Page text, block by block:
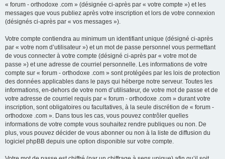
« forum - orthodoxe .com » (désignée ci-après par « votre compte ») et les
messages que vous publiez après votre inscription et lors de votre connexion
(désignés ci-après par « vos messages »).
Votre compte contiendra au minimum un identifiant unique (désigné ci-après
par « votre nom d’utilisateur ») et un mot de passe personnel vous permettant
de vous connecter à votre compte (désigné ci-après par « votre mot de
passe ») et une adresse de courriel personnelle. Les informations de votre
compte sur « forum - orthodoxe .com » sont protégées par les lois de protection
des données applicables dans le pays qui héberge notre serveur. Toutes les
informations, en-dehors de votre nom d’utilisateur, de votre mot de passe et de
votre adresse de courriel requis par « forum - orthodoxe .com » durant votre
inscription, sont obligatoires ou facultatives, à la seule discrétion de « forum -
orthodoxe .com ». Dans tous les cas, vous pouvez contrôler quelles
informations de votre compte vous souhaitez rendre publiques ou non. De
plus, vous pouvez décider de vous abonner ou non à la liste de diffusion du
logiciel phpBB depuis une option disponible sur votre compte.